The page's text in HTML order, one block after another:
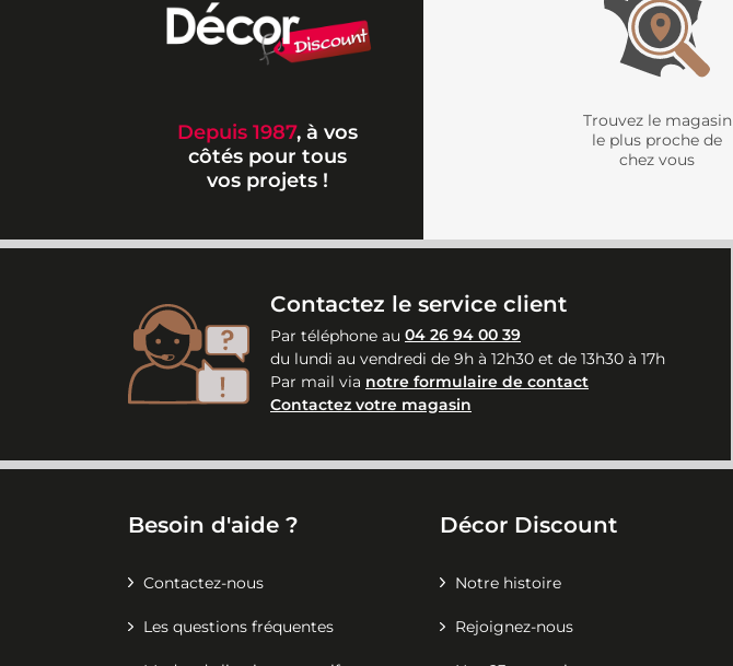
Depuis 1987, à vos
côtés pour tous
vos projets !
Trouvez le magasin
le plus proche de
chez vous
Contactez le service client
Par téléphone au 04 26 94 00 39
du lundi au vendredi de 9h à 12h30 et de 13h30 à 17h
Par mail via notre formulaire de contact
Contactez votre magasin
Besoin d'aide ?
Contactez-nous
Les questions fréquentes
Décor Discount
Notre histoire
Rejoignez-nous